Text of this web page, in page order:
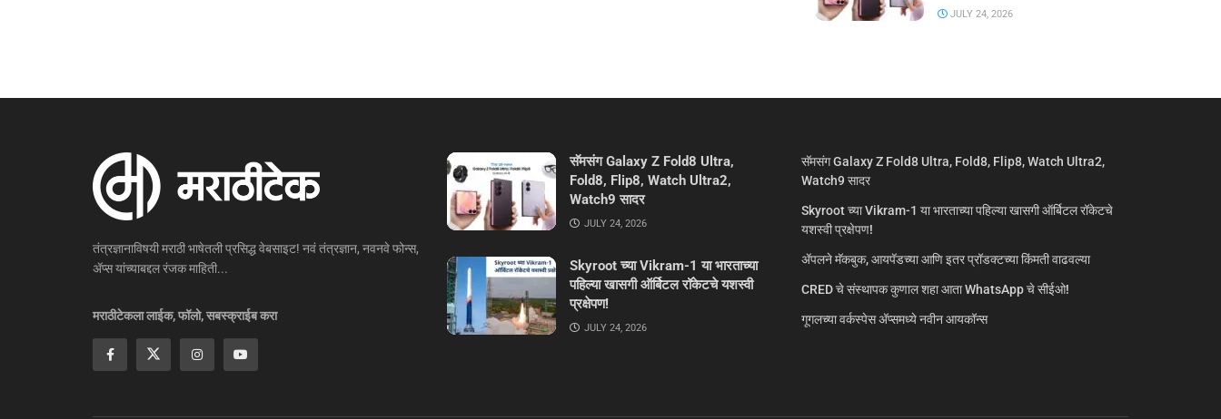
JULY 24, 2026
तंत्रज्ञानाविषयी मराठी भाषेतली प्रसिद्ध वेबसाइट! नवं तंत्रज्ञान, नवनवे फोन्स,
ॲप्स यांच्याबद्दल रंजक माहिती...
मराठीटेकला लाईक, फॉलो, सबस्क्राईब करा
सॅमसंग Galaxy Z Fold8 Ultra,
Fold8, Flip8, Watch Ultra2,
Watch9 सादर
JULY 24, 2026
Skyroot च्या Vikram-1 या भारताच्या
पहिल्या खासगी ऑर्बिटल रॉकेटचे यशस्वी
प्रक्षेपण!
JULY 24, 2026
सॅमसंग Galaxy Z Fold8 Ultra, Fold8, Flip8, Watch Ultra2,
Watch9 सादर
Skyroot च्या Vikram-1 या भारताच्या पहिल्या खासगी ऑर्बिटल रॉकेटचे
यशस्वी प्रक्षेपण!
ॲपलने मॅकबुक, आयपॅडच्या आणि इतर प्रॉडक्टच्या किंमती वाढवल्या
CRED चे संस्थापक कुणाल शहा आता WhatsApp चे सीईओ!
गूगलच्या वर्कस्पेस अ‍ॅप्समध्ये नवीन आयकॉन्स